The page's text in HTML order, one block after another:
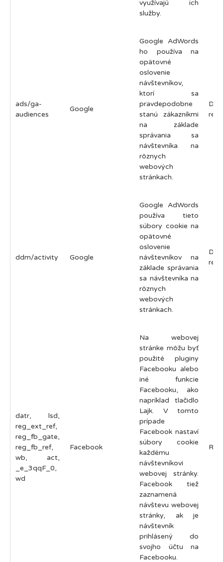
využívajú ich
služby.
ads/ga-
audiences
Google
Google AdWords
ho používa na
opätovné
oslovenie
návštevníkov,
ktorí sa
pravdepodobne
stanú zákazníkmi
na základe
správania sa
návštevníka na
rôznych
webových
stránkach.
Do
ddm/activity Google
Google AdWords
používa tieto
súbory cookie na
opätovné
oslovenie
návštevníkov na
základe správania
sa návštevníka na
rôznych
webových
stránkach.
Do
datr, lsd,
reg_ext_ref,
reg_fb_gate,
reg_fb_ref,
wb, act,
_e_3qqF_0,
wd
Facebook
Na webovej
stránke môžu byť
použité pluginy
Facebooku alebo
iné funkcie
Facebooku, ako
napríklad tlačidlo
Lajk. V tomto
prípade
Facebook nastaví
súbory cookie
každému
návštevníkovi
webovej stránky.
Facebook tiež
zaznamená
návštevu webovej
stránky, ak je
návštevník
prihlásený do
svojho účtu na
Facebooku.